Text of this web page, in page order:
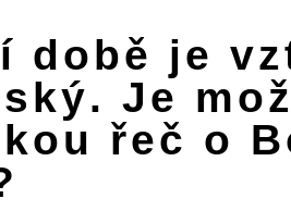
době je
Je
řeč o